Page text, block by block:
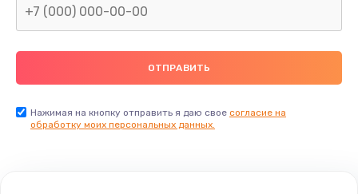
Нажимая на кнопку отправить я даю свое согласие на
обработку моих персональных данных.